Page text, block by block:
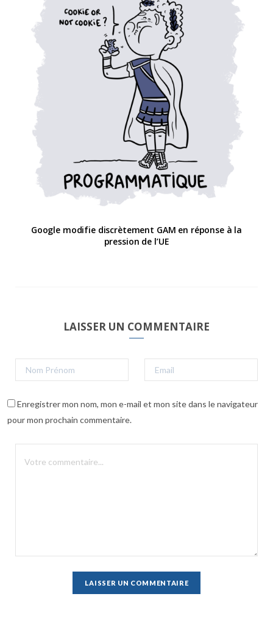
Google modifie discrètement GAM en réponse à la
pression de l’UE
LAISSER UN COMMENTAIRE
Enregistrer mon nom, mon e-mail et mon site dans le navigateur
pour mon prochain commentaire.